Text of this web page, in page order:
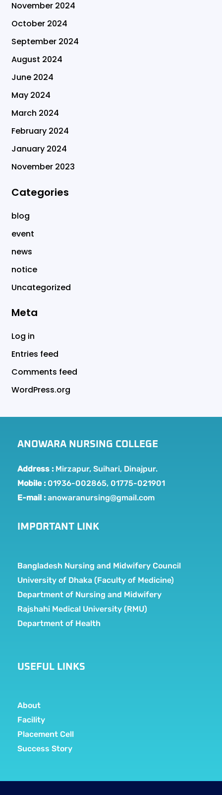
November 2024
October 2024
September 2024
August 2024
June 2024
May 2024
March 2024
February 2024
January 2024
November 2023
Categories
blog
event
news
notice
Uncategorized
Meta
Log in
Entries feed
Comments feed
WordPress.org
ANOWARA NURSING COLLEGE
Address : Mirzapur, Suihari, Dinajpur.
Mobile : 01936-002865, 01775-021901
E-mail : anowaranursing@gmail.com
IMPORTANT LINK
Bangladesh Nursing and Midwifery Council
University of Dhaka (Faculty of Medicine)
Department of Nursing and Midwifery
Rajshahi Medical University (RMU)
Department of Health
USEFUL LINKS
About
Facility
Placement Cell
Success Story